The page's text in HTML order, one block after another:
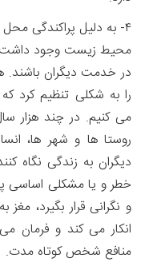
۴- به دلیل پراکندگی
محیط زیست وجود داشت،
در خدمت دیگران
را به شکلی تنظیم کرد
می کنیم. در چند هزار
روستا ها و شهر ها،
دیگران به زندگی نگاه
خطر و یا مشکلی اساسی
و نگرانی قرار بگیرد،
انکار می کند و فرمان
منافع شخص کوتاه مدت.